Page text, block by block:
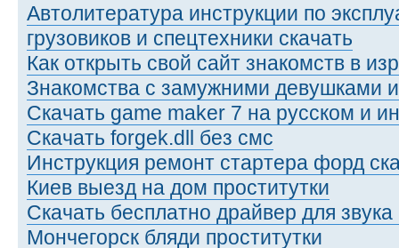
Автолитература инструкции по
грузовиков и спецтехники скачать
Как открыть свой сайт знакомств в
Знакомства с замужними девушками
Скачать game maker 7 на русском и
Скачать forgek.dll без смс
Инструкция ремонт стартера форд
Киев выезд на дом проститутки
Скачать бесплатно драйвер для
Мончегорск бляди проститутки